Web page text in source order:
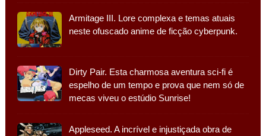
Armitage III. Lore complexa e temas atuais
neste ofuscado anime de ficção cyberpunk.
Dirty Pair. Esta charmosa aventura sci-fi é
espelho de um tempo e prova que nem só de
mecas viveu o estúdio Sunrise!
Appleseed. A incrível e injustiçada obra de